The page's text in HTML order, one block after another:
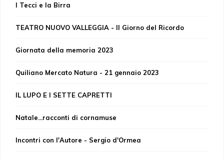
I Tecci e la Birra
TEATRO NUOVO VALLEGGIA - Il Giorno del Ricordo
Giornata della memoria 2023
Quiliano Mercato Natura - 21 gennaio 2023
IL LUPO E I SETTE CAPRETTI
Natale...racconti di cornamuse
Incontri con l'Autore - Sergio d'Ormea